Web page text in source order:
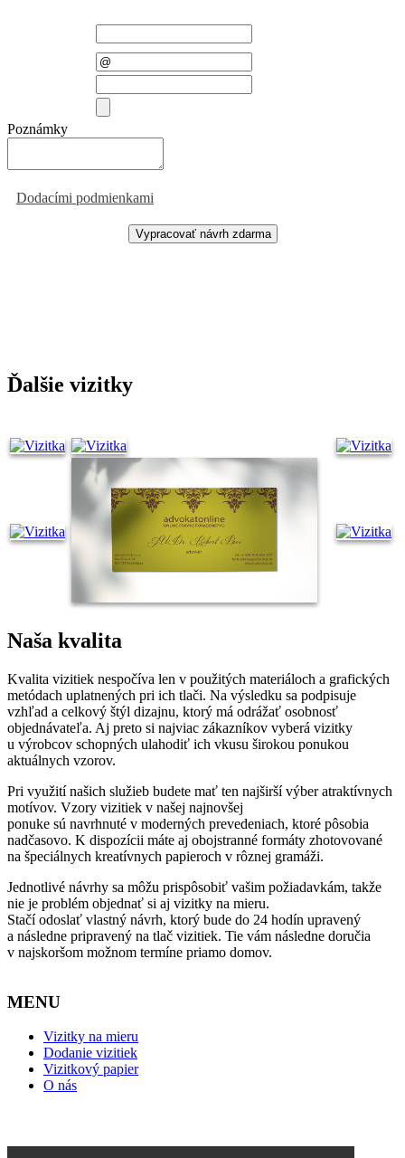
Poznámky
Dodacími podmienkami
Ďalšie vizitky
Naša kvalita
Kvalita vizitiek nespočíva len v použitých materiáloch a grafických
metódach uplatnených pri ich tlači. Na výsledku sa podpisuje
vzhľad a celkový štýl dizajnu, ktorý má odrážať osobnosť
objednávateľa. Aj preto si najviac zákazníkov vyberá vizitky
u výrobcov schopných ulahodiť ich vkusu širokou ponukou
aktuálnych vzorov.
Pri využití našich služieb budete mať ten najširší výber atraktívnych
motívov. Vzory vizitiek v našej najnovšej
ponuke sú navrhnuté v moderných prevedeniach, ktoré pôsobia
nadčasovo. K dispozícii máte aj obojstranné formáty zhotovované
na špeciálnych kreatívnych papieroch v rôznej gramáži.
Jednotlivé návrhy sa môžu prispôsobiť vašim požiadavkám, takže
nie je problém objednať si aj vizitky na mieru.
Stačí odoslať vlastný návrh, ktorý bude do 24 hodín upravený
a následne pripravený na tlač vizitiek. Tie vám následne doručia
v najskoršom možnom termíne priamo domov.
MENU
Vizitky na mieru
Dodanie vizitiek
Vizitkový papier
O nás